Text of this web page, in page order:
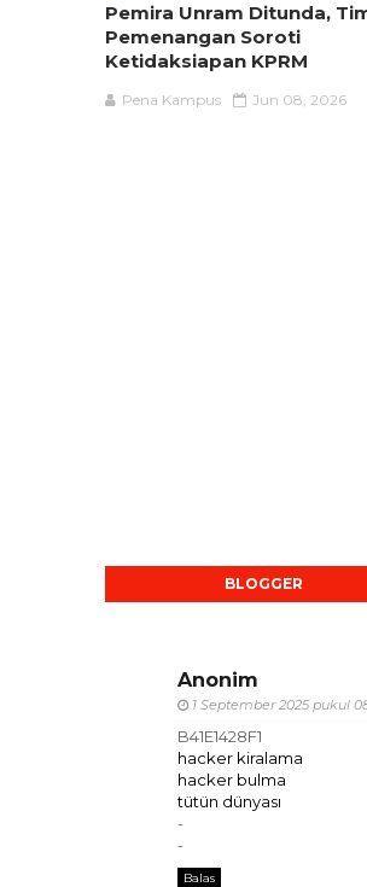
Pemira Unram Ditunda,
Pemenangan Soroti
Ketidaksiapan KPRM
Pena Kampus Jun 08, 2026
BLOGGER
Anonim
1 September 2025 pukul
B41E1428F1
hacker kiralama
hacker bulma
tütün dünyası
-
-
Balas